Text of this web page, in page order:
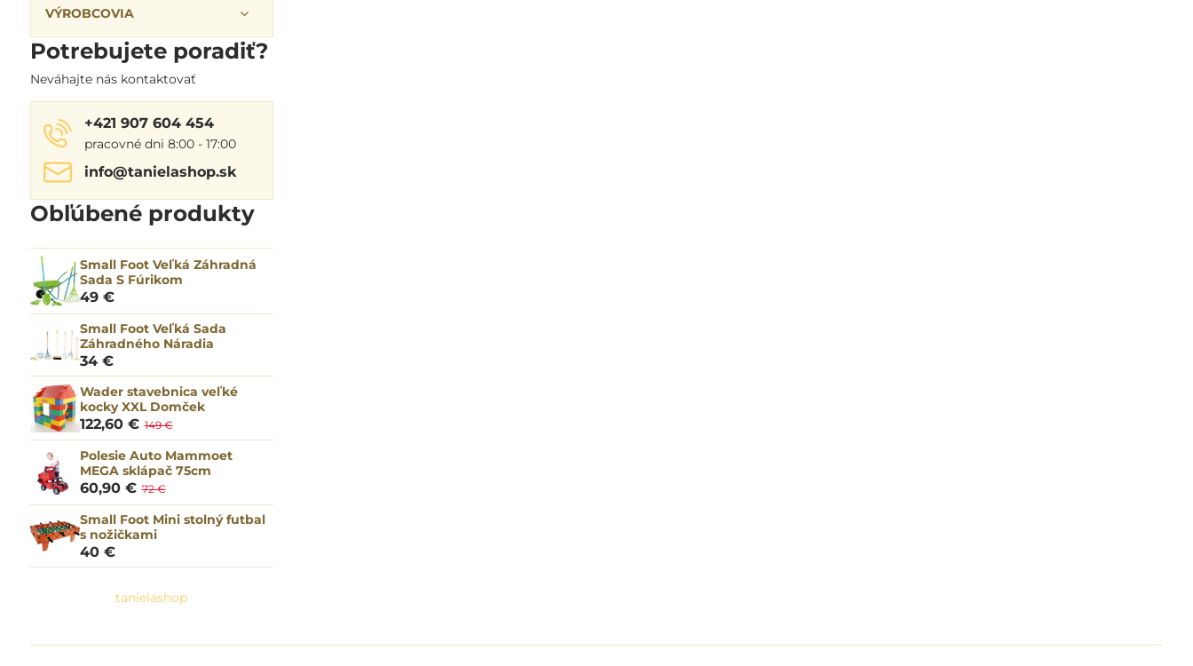
VÝROBCOVIA
Potrebujete poradiť?
Neváhajte nás kontaktovať
+421 907 604 454
pracovné dni 8:00 - 17:00
info​@tanielashop​.sk
Obľúbené produkty
Small Foot Veľká Záhradná
Sada S Fúrikom
49 €
Small Foot Veľká Sada
Záhradného Náradia
34 €
Wader stavebnica veľké
kocky XXL Domček
122,60 € 149 €
Polesie Auto Mammoet
MEGA sklápač 75cm
60,90 € 72 €
Small Foot Mini stolný futbal
s nožičkami
40 €
tanielashop